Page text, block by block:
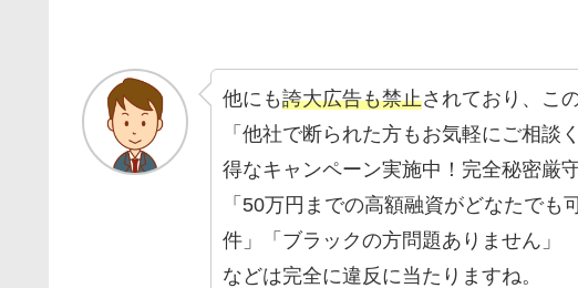
他にも誇大広告も禁止されており、こ
「他社で断られた方もお気軽にご相
得なキャンペーン実施中！完全秘密厳守
「50万円までの高額融資がどなたで
件」「ブラックの方問題ありません」
などは完全に違反に当たりますね。